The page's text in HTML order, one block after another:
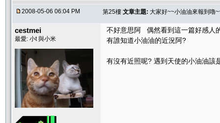
2008-05-06 06:04 PM 第25樓 文章主題: 大家好~~小油油來報到嚕
cestmei
最愛: 小t 與小米
不好意思阿 偶然看到這一篇好感人
有誰知道小油油的近況阿?
有沒有近照呢? 遇到天使的小油油該